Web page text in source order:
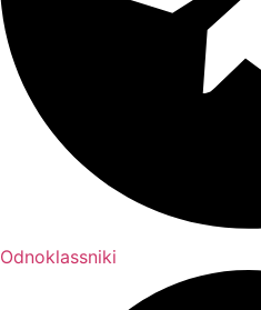
Odnoklassniki